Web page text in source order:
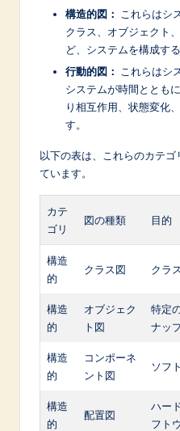
構造的図：
これらはシ
クラス、オブジェクト
ど、システムを構成す
行動的図：
これらはシ
システムが時間ととも
り相互作用、状態変化
す。
以下の表は、これらのカテ
ています。
カテ
ゴリ
図の種類 目的
構造
的
クラス図 クラ
構造
的
オブジェク
ト図
特定
ナッ
構造
的
コンポーネ
ント図
ソフ
構造
的
配置図
ハー
フト